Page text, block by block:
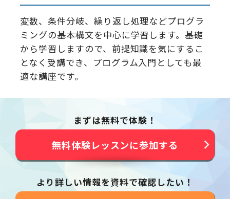
変数、条件分岐、繰り返し処理などプログラ
ミングの基本構文を中心に学習します。基礎
から学習しますので、前提知識を気にするこ
となく受講でき、プログラム入門としても最
適な講座です。
まずは無料で体験！
無料体験レッスンに参加する
より詳しい情報を資料で確認したい！